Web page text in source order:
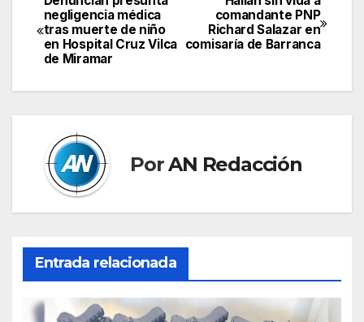
Navegación
de
comandante PNP
Richard Salazar en
comisaría de Barranca
negligencia médica
tras muerte de niño
en Hospital Cruz Vilca
de Miramar
PorAN Redacción
Entrada relacionada